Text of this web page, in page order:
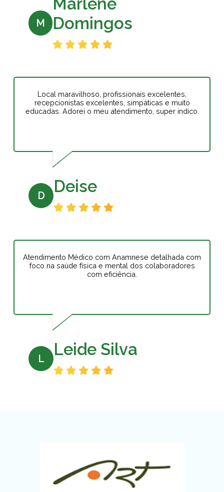
M
Marlene
Domingos
Local maravilhoso, profissionais excelentes,
recepcionistas excelentes, simpáticas e muito
educadas. Adorei o meu atendimento, super indico.
D Deise
Atendimento Médico com Anamnese detalhada com
foco na saúde física e mental dos colaboradores
com eficiência.
L Leide Silva